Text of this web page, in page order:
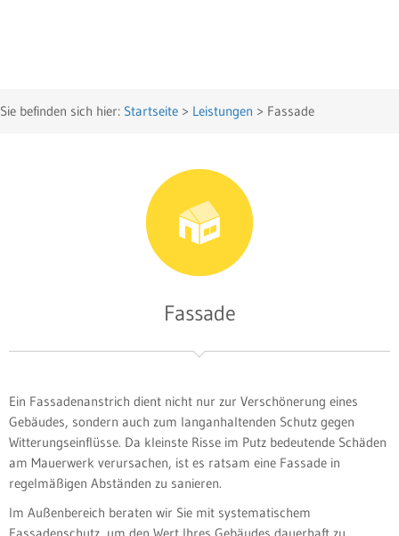
Sie befinden sich hier: Startseite > Leistungen > Fassade
Fassade
Ein Fassadenanstrich dient nicht nur zur Verschönerung eines
Gebäudes, sondern auch zum langanhaltenden Schutz gegen
Witterungseinflüsse. Da kleinste Risse im Putz bedeutende Schäden
am Mauerwerk verursachen, ist es ratsam eine Fassade in
regelmäßigen Abständen zu sanieren.
Im Außenbereich beraten wir Sie mit systematischem